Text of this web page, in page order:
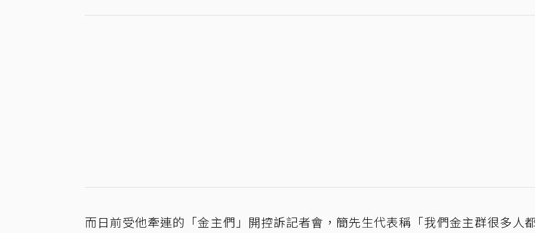
而日前受他牽連的「金主們」開控訴記者會，簡先生代表稱「我們金主群很多人